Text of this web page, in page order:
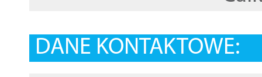
DANE KONTAKTOWE: